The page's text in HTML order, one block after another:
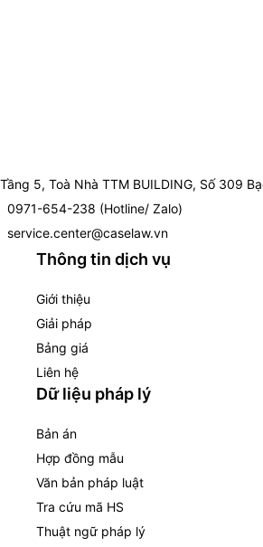
Tầng 5, Toà Nhà TTM BUILDING, Số 309
0971-654-238 (Hotline/ Zalo)
service.center@caselaw.vn
Thông tin dịch vụ
Giới thiệu
Giải pháp
Bảng giá
Liên hệ
Dữ liệu pháp lý
Bản án
Hợp đồng mẫu
Văn bản pháp luật
Tra cứu mã HS
Thuật ngữ pháp lý